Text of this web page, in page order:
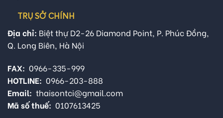
TRỤ SỞ CHÍNH
Địa chỉ: Biệt thự D2-26 Diamond Point, P. Phúc Đồng,
Q. Long Biên, Hà Nội
FAX: 0966-335-999
HOTLINE: 0966-203-888
Email: thaisontci@gmail.com
Mã số thuế: 0107613425